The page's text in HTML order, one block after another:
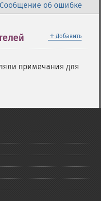
Сообщение об ошибке
＋ Добавить
примечания для